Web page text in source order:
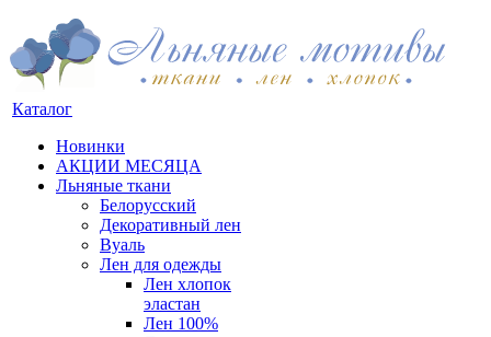
Каталог
Новинки
АКЦИИ МЕСЯЦА
Льняные ткани
Белорусский
Декоративный лен
Вуаль
Лен для одежды
Лен хлопок
эластан
Лен 100%